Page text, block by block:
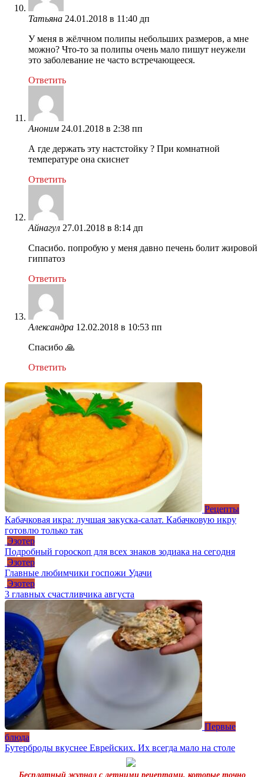
Татьяна 24.01.2018 в 11:40 дп
У меня в жёлчном полипы небольших размеров, а мне
можно? Что-то за полипы очень мало пишут неужели
это заболевание не часто встречающееся.
Ответить
Аноним 24.01.2018 в 2:38 пп
А где держать эту настстойку ? При комнатной
температуре она скиснет
Ответить
Айнагул 27.01.2018 в 8:14 дп
Спасибо. попробую у меня давно печень болит жировой
гиппатоз
Ответить
Александра 12.02.2018 в 10:53 пп
Спасибо 🙏
Ответить
Рецепты
Кабачковая икра: лучшая закуска-салат. Кабачковую икру
готовлю только так
Эзотер
Подробный гороскоп для всех знаков зодиака на сегодня
Эзотер
Главные любимчики госпожи Удачи
Эзотер
3 главных счастливчика августа
Первые
блюда
Бутерброды вкуснее Еврейских. Их всегда мало на столе
Бесплатный журнал с летними рецептами, которые точно